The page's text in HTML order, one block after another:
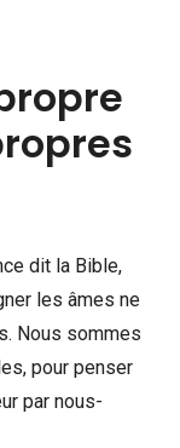
dit la Bible,
les âmes ne
Nous sommes
pour penser
par nous-